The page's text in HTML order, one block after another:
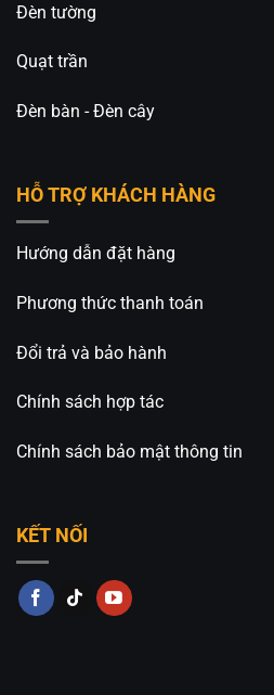
Hotline: 0826.227.227 –
Fanpage:
Đèn tường
Quạt trần
Đèn bàn - Đèn cây
HỖ TRỢ KHÁCH HÀNG
Hướng dẫn đặt hàng
Phương thức thanh toán
Đổi trả và bảo hành
Chính sách hợp tác
Chính sách bảo mật thông tin
KẾT NỐI